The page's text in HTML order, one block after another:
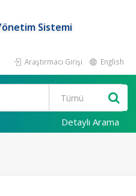
Sistemi
Araştırmacı Girişi English
Detaylı Arama